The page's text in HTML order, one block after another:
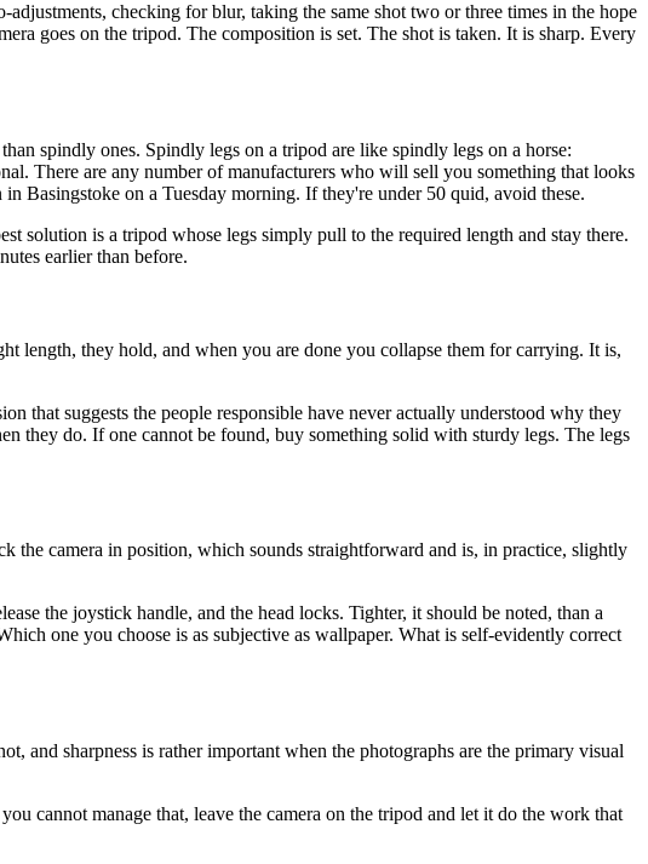
checking for blur, taking the same shot two or three times in the hope
goes on the tripod. The composition is set. The shot is taken. It is sharp. Every
spindly ones. Spindly legs on a tripod are like spindly legs on a horse:
There are any number of manufacturers who will sell you something that looks
solution is a tripod whose legs simply pull to the required length and stay there.
length, they hold, and when you are done you collapse them for carrying. It is,
that suggests the people responsible have never actually understood why they
they do. If one cannot be found, buy something solid with sturdy legs. The legs
the camera in position, which sounds straightforward and is, in practice, slightly
the joystick handle, and the head locks. Tighter, it should be noted, than a
one you choose is as subjective as wallpaper. What is self-evidently correct
and sharpness is rather important when the photographs are the primary visual
cannot manage that, leave the camera on the tripod and let it do the work that